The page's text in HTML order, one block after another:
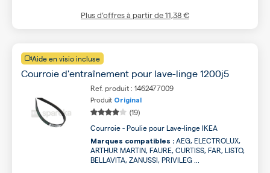
Plus d’offres à partir de11,38 €
Aide en visio incluse
Courroie d'entraînement pour lave-linge 1200j5
Ref. produit : 1462477009
Produit Original
(19)
Courroie - Poulie pour Lave-linge IKEA
Marques compatibles : AEG, ELECTROLUX,
ARTHUR MARTIN, FAURE, CURTISS, FAR, LISTO,
BELLAVITA, ZANUSSI, PRIVILEG ...